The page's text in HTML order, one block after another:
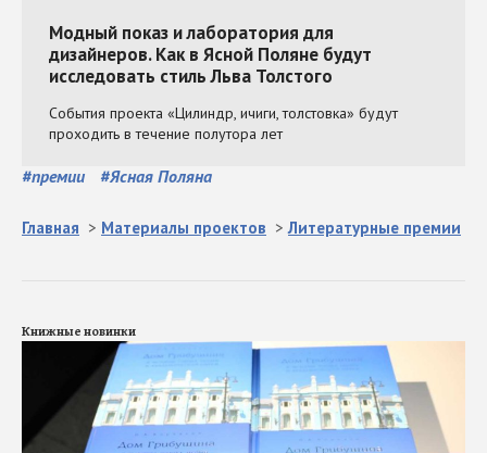
#премии #Ясная Поляна
Главная > Материалы проектов >Литературные премии
Книжные новинки